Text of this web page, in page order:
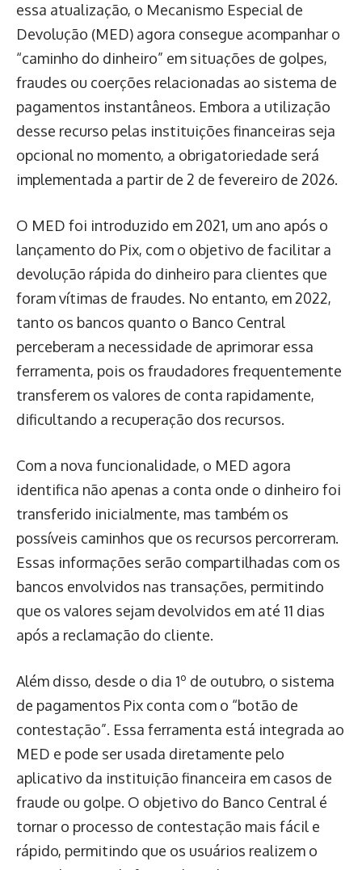
essa atualização, o Mecanismo Especial de
Devolução (MED) agora consegue acompanhar o
“caminho do dinheiro” em situações de golpes,
fraudes ou coerções relacionadas ao sistema de
pagamentos instantâneos. Embora a utilização
desse recurso pelas instituições financeiras seja
opcional no momento, a obrigatoriedade será
implementada a partir de 2 de fevereiro de 2026.
O MED foi introduzido em 2021, um ano após o
lançamento do Pix, com o objetivo de facilitar a
devolução rápida do dinheiro para clientes que
foram vítimas de fraudes. No entanto, em 2022,
tanto os bancos quanto o Banco Central
perceberam a necessidade de aprimorar essa
ferramenta, pois os fraudadores frequentemente
transferem os valores de conta rapidamente,
dificultando a recuperação dos recursos.
Com a nova funcionalidade, o MED agora
identifica não apenas a conta onde o dinheiro foi
transferido inicialmente, mas também os
possíveis caminhos que os recursos percorreram.
Essas informações serão compartilhadas com os
bancos envolvidos nas transações, permitindo
que os valores sejam devolvidos em até 11 dias
após a reclamação do cliente.
Além disso, desde o dia 1º de outubro, o sistema
de pagamentos Pix conta com o “botão de
contestação”. Essa ferramenta está integrada ao
MED e pode ser usada diretamente pelo
aplicativo da instituição financeira em casos de
fraude ou golpe. O objetivo do Banco Central é
tornar o processo de contestação mais fácil e
rápido, permitindo que os usuários realizem o